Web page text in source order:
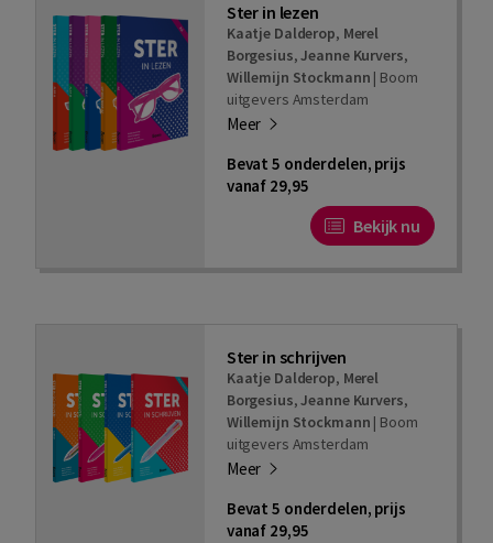
Ster in lezen
Kaatje Dalderop, Merel
Borgesius,Jeanne Kurvers,
Willemijn Stockmann | Boom
uitgevers Amsterdam
Meer
Bevat 5 onderdelen, prijs
vanaf 29,95
Bekijk nu
Ster in schrijven
Kaatje Dalderop, Merel
Borgesius,Jeanne Kurvers,
Willemijn Stockmann | Boom
uitgevers Amsterdam
Meer
Bevat 5 onderdelen, prijs
vanaf 29,95